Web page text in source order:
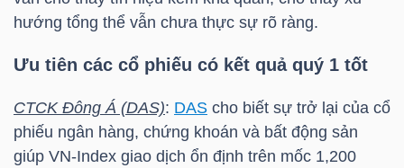
hướng tổng thể vẫn chưa thực sự rõ ràng.
Ưu tiên các cổ phiếu có kết quả quý 1 tốt
CTCK Đông Á (DAS): DAS cho biết sự trở lại của cổ
phiếu ngân hàng, chứng khoán và bất động sản
giúp VN-Index giao dịch ổn định trên mốc 1,200
NGHIỆP
CỔ
PHIẾU